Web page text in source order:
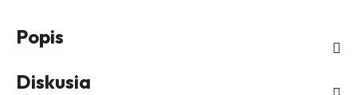
Popis
Diskusia